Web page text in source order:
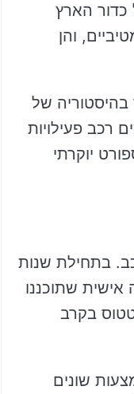
כדור הארץ
והן
בהיסטוריה של
רכב פעילויות
יוקרתי
בתחילת שנות
אישית שתוכננו
בקרב
שונים